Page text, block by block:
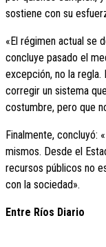
sostiene con su
«El régimen actual se
concluye pasado el
excepción, no la
corregir un sistema
costumbre, pero que
Finalmente, concluyó:
mismos. Desde el
recursos públicos no
con la sociedad».
Entre Ríos Diario